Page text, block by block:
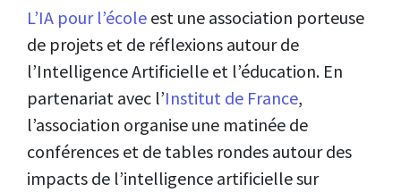
L’IA pour l’école est une association porteuse
de projets et de réflexions autour de
l’Intelligence Artificielle et l’éducation. En
partenariat avec l’Institut de France,
l’association organise une matinée de
conférences et de tables rondes autour des
impacts de l’intelligence artificielle sur